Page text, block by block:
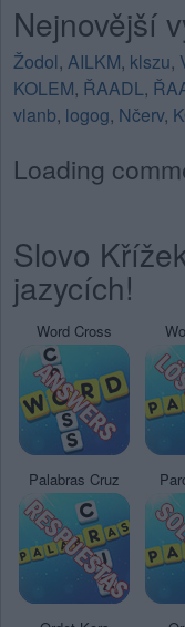
Nejnovější
Žodol, AILKM, klszu,
KOLEM, ŘAADL,
vlanb, logog, Nčerv,
Loading
Slovo
jazycích!
Word Cross
Palabras Cruz